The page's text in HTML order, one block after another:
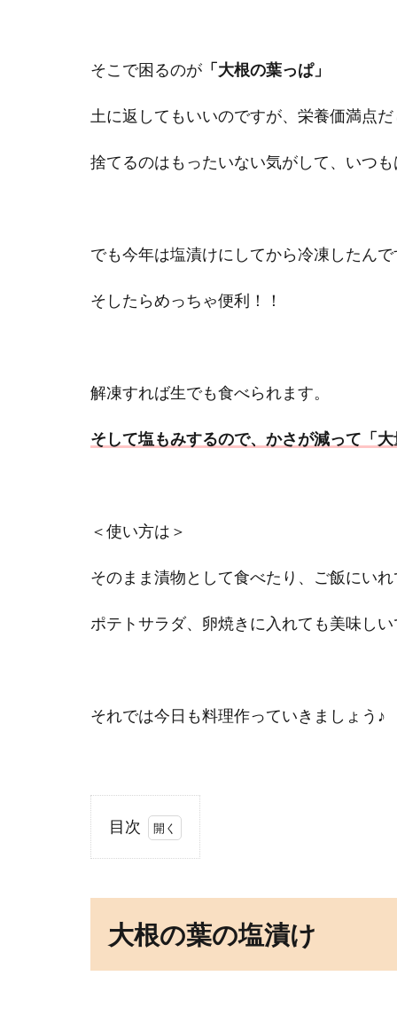
そこで困るのが 「大根の葉っぱ」
土に返してもいいのですが、栄養価満点
捨てるのはもったいない気がして、いつ
でも今年は塩漬けにしてから冷凍したん
そしたらめっちゃ便利！！
解凍すれば生でも食べられます。
そして塩もみするので、かさが減って「
＜使い方は＞
そのまま漬物として食べたり、ご飯にい
ポテトサラダ、卵焼きに入れても美味しい
それでは今日も料理作っていきましょう♪
目次
1
根
の
葉
の
大根の葉の塩漬け